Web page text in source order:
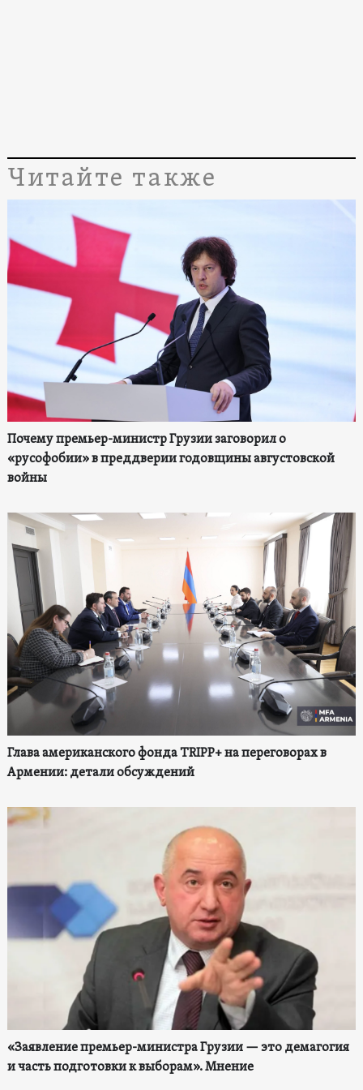
Читайте также
Почему премьер-министр Грузии заговорил о
«русофобии» в преддверии годовщины августовской
войны
Глава американского фонда TRIPP+ на переговорах в
Армении: детали обсуждений
«Заявление премьер-министра Грузии — это демагогия
и часть подготовки к выборам». Мнение